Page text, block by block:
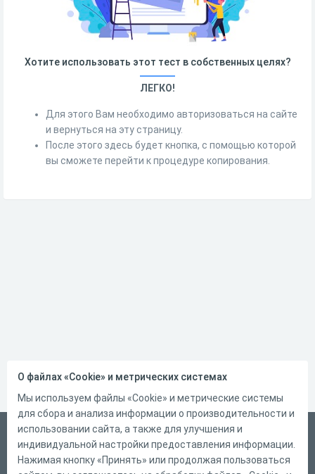
Хотите использовать этот тест в собственных целях?
ЛЕГКО!
Для этого Вам необходимо авторизоваться на сайте
и вернуться на эту страницу.
После этого здесь будет кнопка, с помощью которой
вы сможете перейти к процедуре копирования.
Русский
Справка
О файлах «Cookie» и метрических системах
Мы используем файлы «Cookie» и метрические системы
для сбора и анализа информации о производительности и
использовании сайта, а также для улучшения и
индивидуальной настройки предоставления информации.
Нажимая кнопку «Принять» или продолжая пользоваться